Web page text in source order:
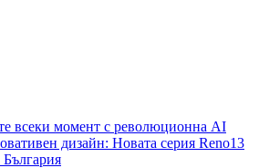
всеки момент с революционна AI
дизайн: Новата серия Reno13